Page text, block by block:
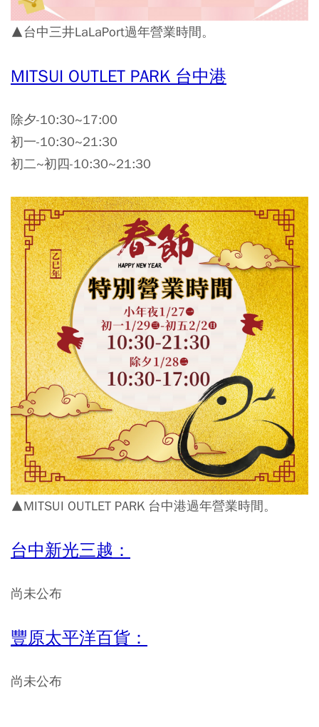
▲台中三井LaLaPort過年營業時間。
MITSUI OUTLET PARK 台中港
除夕-10:30~17:00
初一-10:30~21:30
初二~初四-10:30~21:30
▲MITSUI OUTLET PARK 台中港過年營業時間。
台中新光三越：
尚未公布
豐原太平洋百貨：
尚未公布